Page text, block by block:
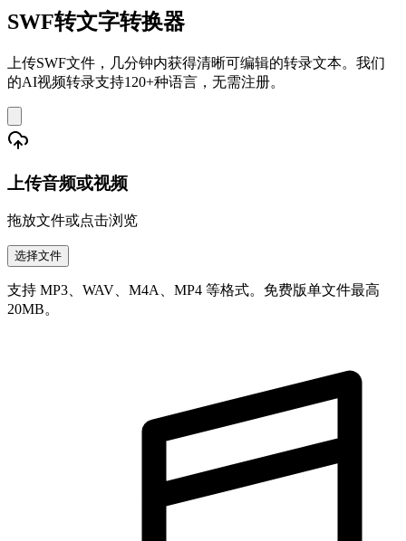
SWF转文字转换器
上传SWF文件，几分钟内获得清晰可编辑的转录文本。我们
的AI视频转录支持120+种语言，无需注册。
上传音频或视频
拖放文件或点击浏览
选择文件
支持 MP3、WAV、M4A、MP4 等格式。免费版单文件最高
20MB。